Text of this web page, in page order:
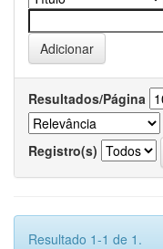
Resultados/Página
Registro(s)
Resultado 1-1 de 1.